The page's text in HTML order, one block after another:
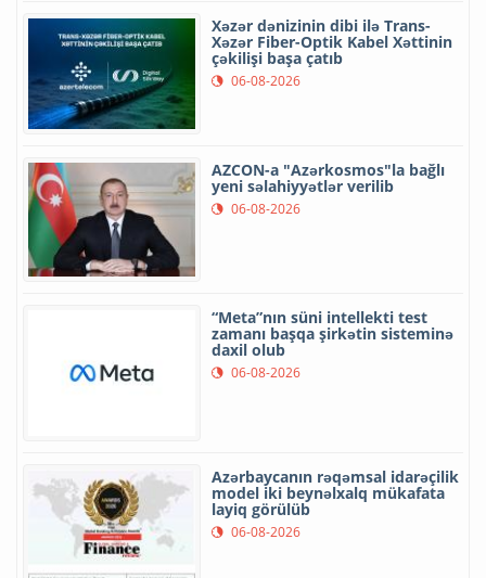
Xəzər dənizinin dibi ilə Trans-
Xəzər Fiber-Optik Kabel Xəttinin
çəkilişi başa çatıb
06-08-2026
AZCON-a "Azərkosmos"la bağlı
yeni səlahiyyətlər verilib
06-08-2026
“Meta”nın süni intellekti test
zamanı başqa şirkətin sisteminə
daxil olub
06-08-2026
Azərbaycanın rəqəmsal idarəçilik
model iki beynəlxalq mükafata
layiq görülüb
06-08-2026